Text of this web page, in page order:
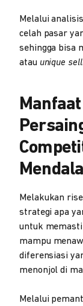
Melalui
celah pasar
sehingga bisa
atau unique
Melakukan
strategi apa
untuk
mampu
diferensiasi
menonjol di
Melalui